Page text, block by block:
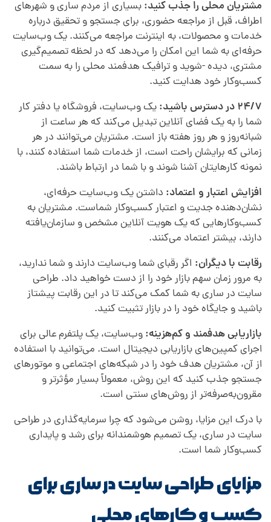
مشتریان محلی را جذب کنید:بسیاری از مردم ساری و شهرهای
اطراف، قبل از مراجعه حضوری، برای جستجو و تحقیق درباره
خدمات و محصولات، به اینترنت مراجعه می‌کنند. یک وب‌سایت
حرفه‌ای به شما این امکان را می‌دهد که در لحظه تصمیم‌گیری
مشتری، دیده -شوید و ترافیک هدفمند محلی را به سمت
کسب‌وکار خود هدایت کنید.
۲۴/۷ در دسترس باشید:
یک وب‌سایت، فروشگاه یا دفتر کار
شما را به یک فضای آنلاین تبدیل می‌کند که هر ساعت از
شبانه‌روز و هر روز هفته باز است. مشتریان می‌توانند در هر
زمانی که برایشان راحت است، از خدمات شما استفاده کنند، با
نمونه کارهایتان آشنا شوند و با شما در ارتباط باشند.
افزایش اعتبار و اعتماد: داشتن یک وب‌سایت حرفه‌ای،
نشان‌دهنده جدیت و اعتبار کسب‌وکار شماست. مشتریان به
کسب‌وکارهایی که یک هویت آنلاین مشخص و سازمان‌یافته
دارند، بیشتر اعتماد می‌کنند.
رقابت با دیگران: اگر رقبای شما وب‌سایت دارند و شما ندارید،
به مرور زمان سهم بازار خود را از دست خواهید داد. طراحی
سایت در ساری به شما کمک می‌کند تا در این رقابت پیشتاز
باشید و جایگاه خود را در بازار تثبیت کنید.
بازاریابی هدفمند و کم‌هزینه:وب‌سایت، یک پلتفرم عالی برای
اجرای کمپین‌های بازاریابی دیجیتال است. می‌توانید با استفاده
از آن، مشتریان هدف خود را در شبکه‌های اجتماعی و موتورهای
جستجو جذب کنید که این روش، معمولاً بسیار مؤثرتر و
مقرون‌به‌صرفه‌تر از روش‌های سنتی است.
با درک این مزایا، روشن می‌شود که چرا سرمایه‌گذاری در طراحی
سایت در ساری، یک تصمیم هوشمندانه برای رشد و پایداری
کسب‌وکار شما است.
مزایای طراحی سایت در ساری برای
کسب‌ و کارهای محلی